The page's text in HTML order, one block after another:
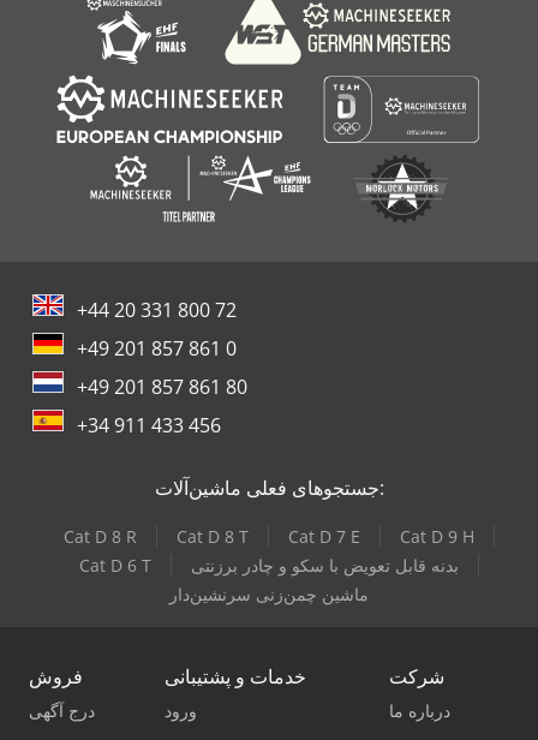
+44 20 331 800 72
+49 201 857 861 0
+49 201 857 861 80
+34 911 433 456
جستجوهای فعلی ماشین‌آلات:
Cat D 8 R Cat D 8 T Cat D 7 E
Cat D 9 H
Cat D 6 T
بدنه قابل تعویض با سکو و چادر برزنتی
ماشین چمن‌زنی سرنشین‌دار
فروش
درج آگهی
خدمات و پشتیبانی
ورود
شرکت
درباره ما